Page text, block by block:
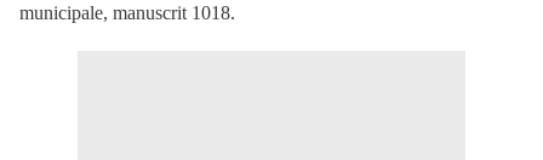
municipale, manuscrit 1018.